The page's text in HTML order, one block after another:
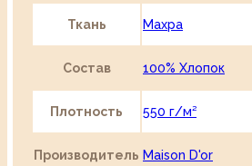
Ткань Махра
Состав 100% Хлопок
Плотность 550 г/м²
Производитель Maison D'or